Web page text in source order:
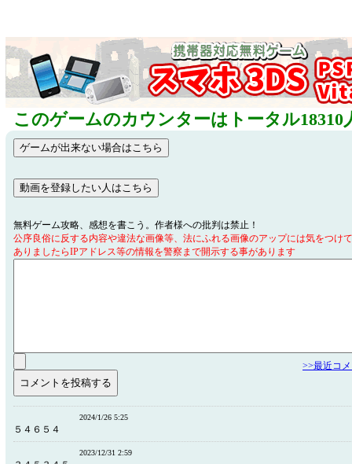
このゲームのカウンターはトータル18310
無料ゲーム攻略、感想を書こう。作者様への批判は禁止！
公序良俗に反する内容や違法な画像等、法にふれる画像のアップには気をつけ
ありましたらIPアドレス等の情報を警察まで開示する事があります
>>最近コ
2024/1/26 5:25
５４６５４
2023/12/31 2:59